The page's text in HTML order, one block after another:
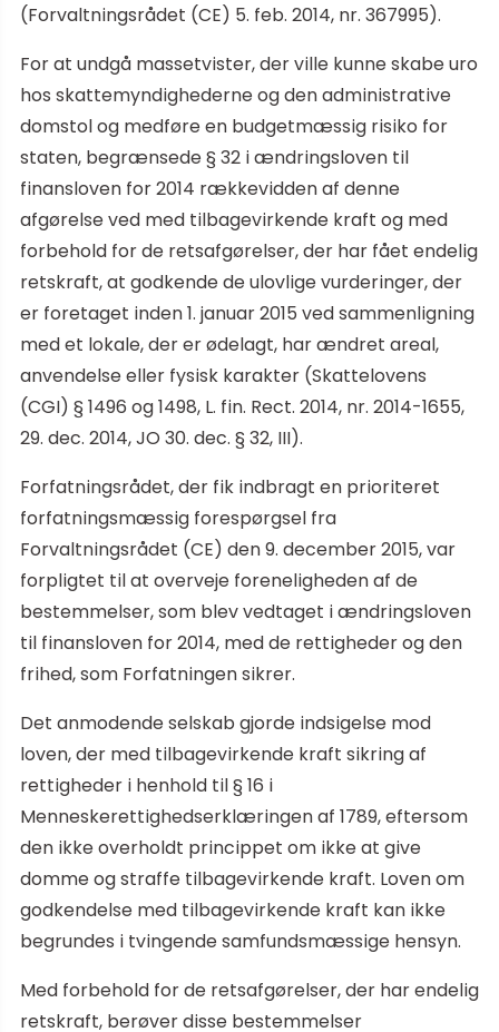
(Forvaltningsrådet (CE) 5. feb. 2014, nr. 367995).
For at undgå massetvister, der ville kunne skabe uro
hos skattemyndighederne og den administrative
domstol og medføre en budgetmæssig risiko for
staten, begrænsede § 32 i ændringsloven til
finansloven for 2014 rækkevidden af denne
afgørelse ved med tilbagevirkende kraft og med
forbehold for de retsafgørelser, der har fået endelig
retskraft, at godkende de ulovlige vurderinger, der
er foretaget inden 1. januar 2015 ved sammenligning
med et lokale, der er ødelagt, har ændret areal,
anvendelse eller fysisk karakter (Skattelovens
(CGI) § 1496 og 1498, L. fin. Rect. 2014, nr. 2014-1655,
29. dec. 2014, JO 30. dec. § 32, III).
Forfatningsrådet, der fik indbragt en prioriteret
forfatningsmæssig forespørgsel fra
Forvaltningsrådet (CE) den 9. december 2015, var
forpligtet til at overveje foreneligheden af de
bestemmelser, som blev vedtaget i ændringsloven
til finansloven for 2014, med de rettigheder og den
frihed, som Forfatningen sikrer.
Det anmodende selskab gjorde indsigelse mod
loven, der med tilbagevirkende kraft sikring af
rettigheder i henhold til § 16 i
Menneskerettighedserklæringen af 1789, eftersom
den ikke overholdt princippet om ikke at give
domme og straffe tilbagevirkende kraft. Loven om
godkendelse med tilbagevirkende kraft kan ikke
begrundes i tvingende samfundsmæssige hensyn.
Med forbehold for de retsafgørelser, der har endelig
retskraft, berøver disse bestemmelser